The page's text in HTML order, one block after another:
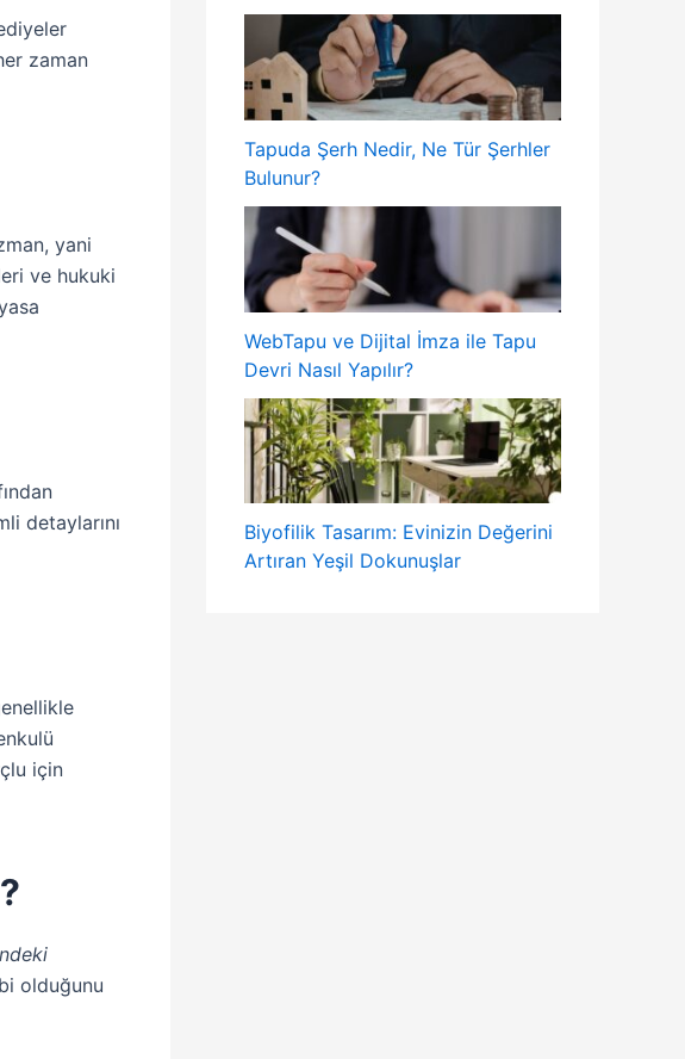
zaman
yani
ve hukuki
detaylarını
için
olduğunu
Tapuda Şerh Nedir, Ne Tür Şerhler
Bulunur?
WebTapu ve Dijital İmza ile Tapu
Devri Nasıl Yapılır?
Biyofilik Tasarım: Evinizin Değerini
Artıran Yeşil Dokunuşlar